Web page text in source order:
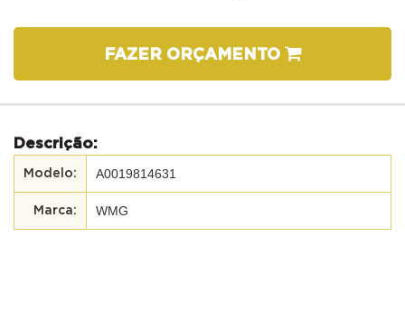
FAZER ORÇAMENTO
Descrição:
A0019814631
WMG